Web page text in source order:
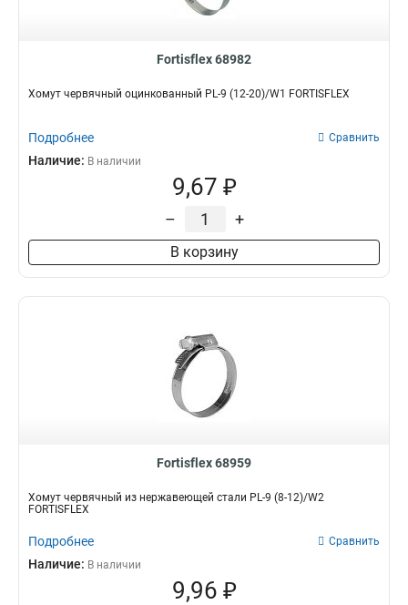
Fortisflex 68982
Хомут червячный оцинкованный PL-9 (12-20)/W1 FORTISFLEX
Подробнее Сравнить
Наличие: В наличии
9,67 ₽
– +
В корзину
Fortisflex 68959
Хомут червячный из нержавеющей стали PL-9 (8-12)/W2
FORTISFLEX
Подробнее Сравнить
Наличие: В наличии
9,96 ₽